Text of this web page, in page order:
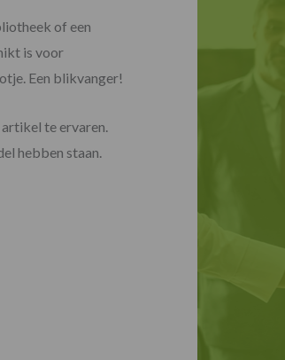
of een
is voor
Een blikvanger!
te ervaren.
hebben staan.